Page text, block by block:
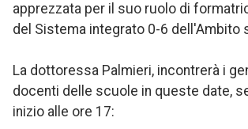
apprezzata per il suo ruolo di
del Sistema integrato 0-6 dell'Ambito
La dottoressa Palmieri, incontrerà i
docenti delle scuole in queste date,
inizio alle ore 17: